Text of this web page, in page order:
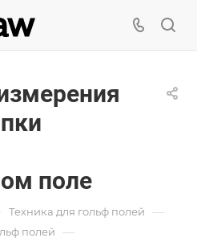
поле
Техника для гольф полей —
полей —